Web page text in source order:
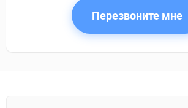
Перезвоните мне